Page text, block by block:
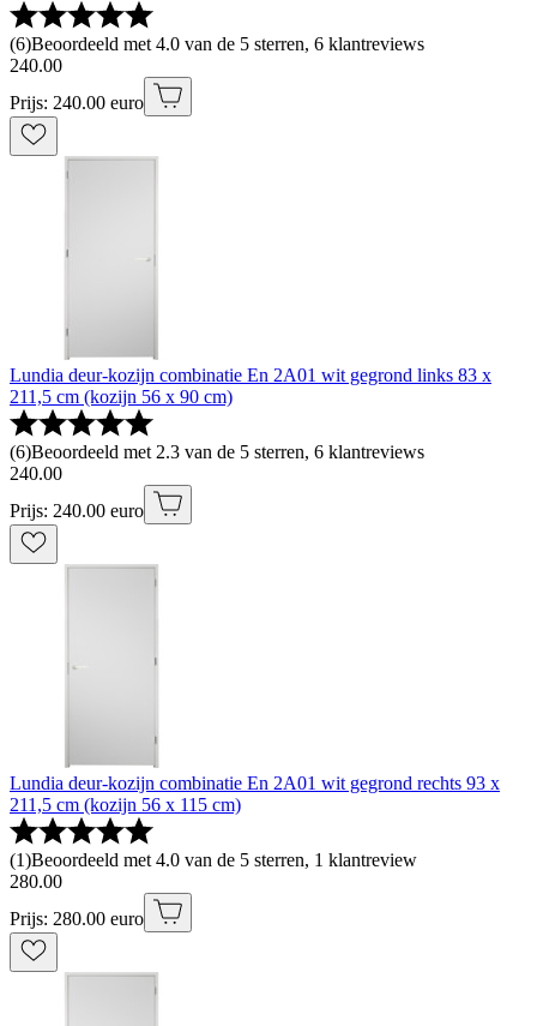
(6)Beoordeeld met 4.0 van de 5 sterren, 6 klantreviews
240.00
Prijs: 240.00 euro
Lundia deur-kozijn combinatie En 2A01 wit gegrond links 83 x
211,5 cm (kozijn 56 x 90 cm)
(6)Beoordeeld met 2.3 van de 5 sterren, 6 klantreviews
240.00
Prijs: 240.00 euro
Lundia deur-kozijn combinatie En 2A01 wit gegrond rechts 93 x
211,5 cm (kozijn 56 x 115 cm)
(1)Beoordeeld met 4.0 van de 5 sterren, 1 klantreview
280.00
Prijs: 280.00 euro